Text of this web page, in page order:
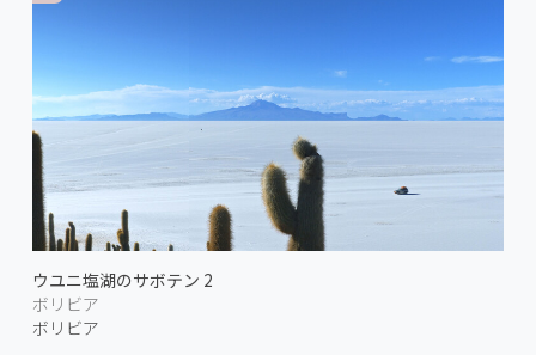
ウユニ塩湖のサボテン 2
ボリビア
ボリビア